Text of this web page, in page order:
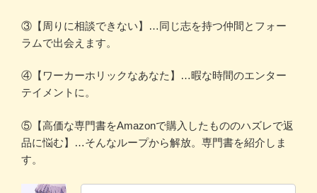
③【周りに相談できない】…同じ志を持つ仲間とフォー
ラムで出会えます。
④【ワーカーホリックなあなた】…暇な時間のエンター
テイメントに。
⑤【高価な専門書をAmazonで購入したもののハズレで返
品に悩む】…そんなループから解放。専門書を紹介しま
す。